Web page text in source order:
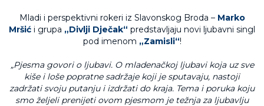
Mladi i perspektivni rokeri iz Slavonskog Broda – Marko
Mršić i grupa „Divlji Dječak“ predstavljaju novi ljubavni singl
pod imenom „Zamisli“!
„Pjesma govori o ljubavi. O mladenačkoj ljubavi koja uz sve
kiše i loše popratne sadržaje koji je sputavaju, nastoji
zadržati svoju putanju i izdržati do kraja. Tema i poruka koju
smo željeli prenijeti ovom pjesmom je težnja za ljubavlju